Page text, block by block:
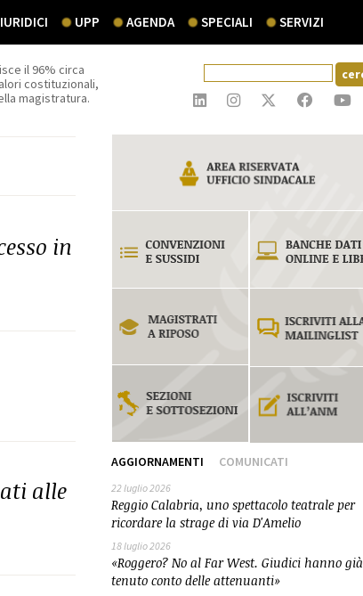
UPP AGENDA SPECIALI SERVIZI
il 96% circa
costituzionali,
magistratura.
in
alle
AGGIORNAMENTI COMUNICATI
22 luglio 2026
Reggio Calabria, uno spettacolo teatrale per
ricordare la strage di via D'Amelio
18 luglio 2026
«Roggero? No al Far West. Giudici hanno già
tenuto conto delle attenuanti»